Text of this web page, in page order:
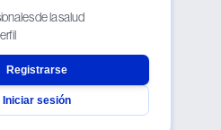
de la salud
Registrarse
Iniciar sesión